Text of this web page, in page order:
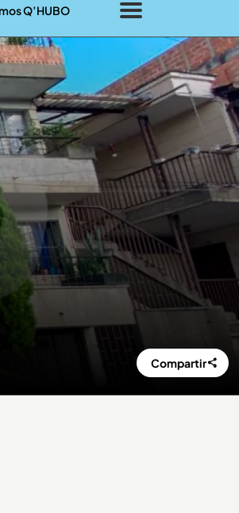
Q’HUBO
Compartir